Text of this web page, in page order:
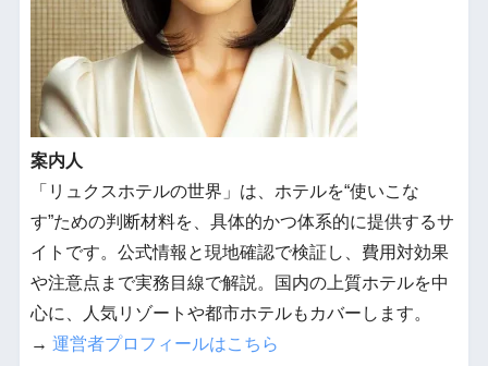
案内人
「リュクスホテルの世界」は、ホテルを“使いこな
す”ための判断材料を、具体的かつ体系的に提供するサ
イトです。公式情報と現地確認で検証し、費用対効果
や注意点まで実務目線で解説。国内の上質ホテルを中
心に、人気リゾートや都市ホテルもカバーします。
→ 運営者プロフィールはこちら